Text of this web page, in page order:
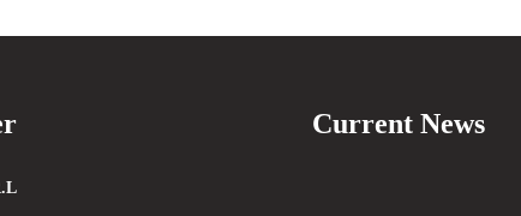
Current News